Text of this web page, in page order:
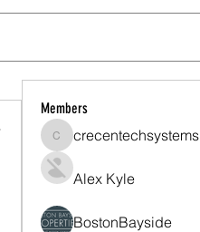
Members
crecentechsystems
crecentechsystems
Alex Kyle
BostonBayside